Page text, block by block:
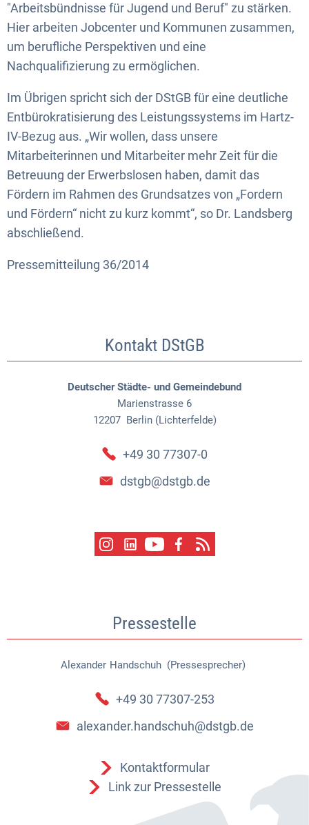
"Arbeitsbündnisse für Jugend und Beruf" zu stärken.
Hier arbeiten Jobcenter und Kommunen zusammen,
um berufliche Perspektiven und eine
Nachqualifizierung zu ermöglichen.
Im Übrigen spricht sich der DStGB für eine deutliche
Entbürokratisierung des Leistungssystems im Hartz-
IV-Bezug aus. „Wir wollen, dass unsere
Mitarbeiterinnen und Mitarbeiter mehr Zeit für die
Betreuung der Erwerbslosen haben, damit das
Fördern im Rahmen des Grundsatzes von „Fordern
und Fördern“ nicht zu kurz kommt“, so Dr. Landsberg
abschließend.
Pressemitteilung 36/2014
Kontakt DStGB
Deutscher Städte- und Gemeindebund
Marienstrasse 6
12207 Berlin (Lichterfelde)
+49 30 77307-0
dstgb@dstgb.de
Pressestelle
Alexander Handschuh (Pressesprecher)
Alexander Handschuh
+49 30 77307-253
alexander.handschuh@dstgb.de
Kontaktformular
Link zur Pressestelle